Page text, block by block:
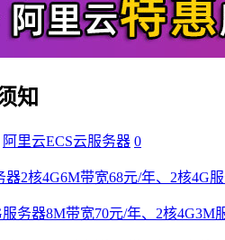
知
阿里云ECS云服务器 0
器2核4G6M带宽68元/年、2核4G
服务器8M带宽70元/年、2核4G3M